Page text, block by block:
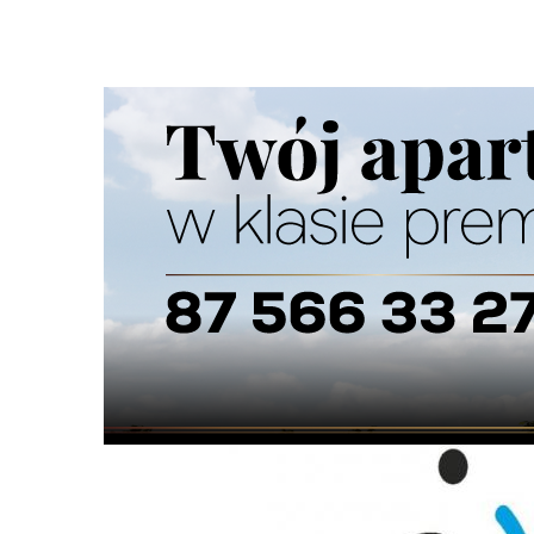
Ścieżka
nawigacyjna
Strona główna
Z ŻYCIA MIASTA 22/02/2024/ 32 Komentarzy
Nowe logo nie przetrwało nawet doby